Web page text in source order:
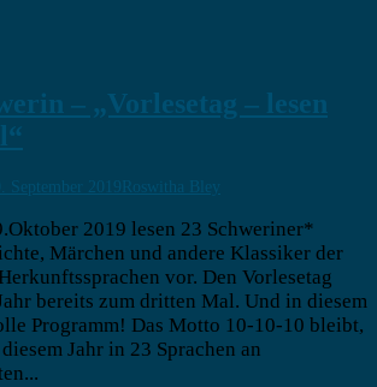
– „Vorlesetag – lesen
September 2019 Roswitha Bley
2019 lesen 23 Schweriner*
Märchen und andere Klassiker der
vor. Den Vorlesetag
bereits zum dritten Mal. Und in diesem
Programm! Das Motto 10-10-10 bleibt,
Jahr in 23 Sprachen an